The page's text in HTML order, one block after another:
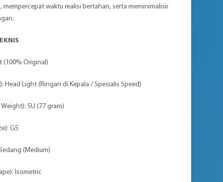
mempercepat waktu reaksi bertahan, serta meminimalisir
(100% Original)
Head Light (Ringan di Kepala / Spesialis Speed)
5U (77 gram)
G5
(Medium)
Isometric